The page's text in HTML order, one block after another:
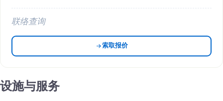
联络查询
索取报价
设施与服务